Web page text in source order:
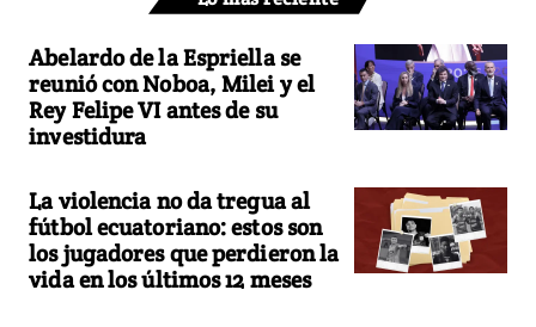
Abelardo de la Espriella se
reunió con Noboa, Milei y el
Rey Felipe VI antes de su
investidura
La violencia no da tregua al
fútbol ecuatoriano: estos son
los jugadores que perdieron la
vida en los últimos 12 meses